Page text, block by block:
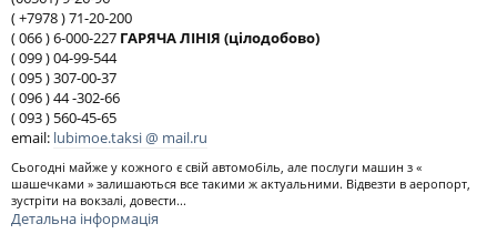
( +7978 ) 71-20-200
( 066 ) 6-000-227 ГАРЯЧА ЛІНІЯ (цілодобово)
( 099 ) 04-99-544
( 095 ) 307-00-37
( 096 ) 44 -302-66
( 093 ) 560-45-65
email: lubimoe.taksi @ mail.ru
Сьогодні майже у кожного є свій автомобіль, але послуги машин з «
шашечками » залишаються все такими ж актуальними. Відвезти в аеропорт,
зустріти на вокзалі, довести...
Детальна інформація